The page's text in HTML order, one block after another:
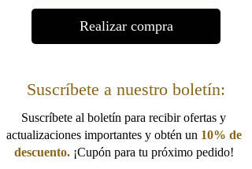
Realizar compra
Suscríbete a nuestro boletín:
Suscríbete al boletín para recibir ofertas y
actualizaciones importantes y obtén un 10% de
descuento. ¡Cupón para tu próximo pedido!